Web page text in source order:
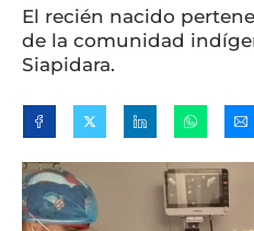
El recién nacido
de la comunidad
Siapidara.